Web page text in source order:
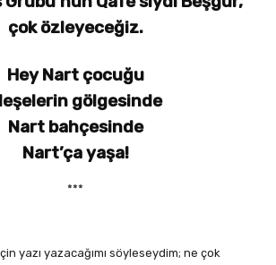
çok özleyeceğiz.
Hey Nart çocuğu
gölgesinde
Nart bahçesinde
Nart’ça yaşa!
***
yazı yazacağımı söyleseydim; ne çok